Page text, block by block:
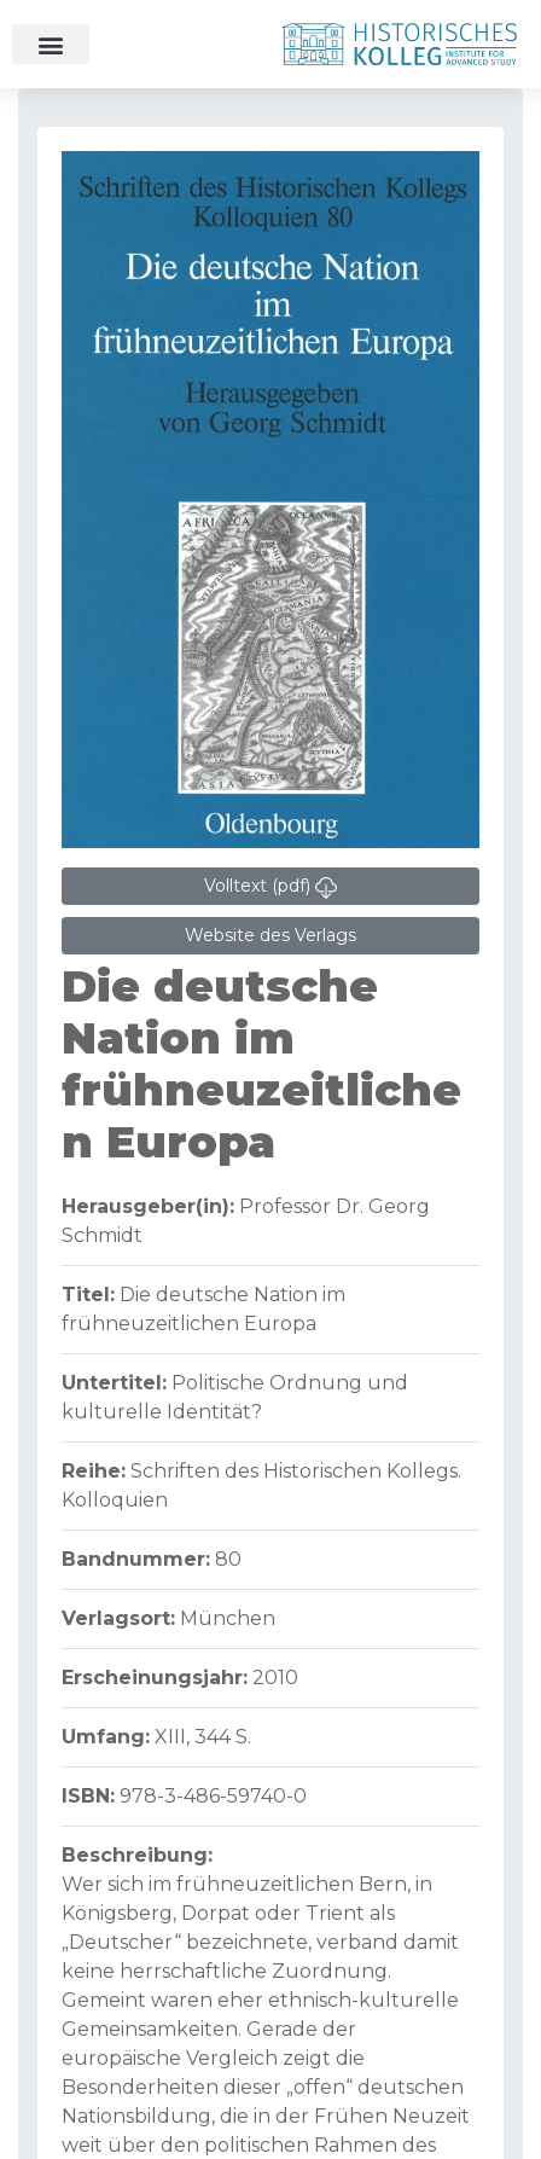
Volltext (pdf)
Website des Verlags
Die deutsche
Nation im
frühneuzeitliche
n Europa
Herausgeber(in): Professor Dr. Georg
Schmidt
Titel: Die deutsche Nation im
frühneuzeitlichen Europa
Untertitel: Politische Ordnung und
kulturelle Identität?
Reihe: Schriften des Historischen Kollegs.
Kolloquien
Bandnummer: 80
Verlagsort: München
Erscheinungsjahr: 2010
Umfang: XIII, 344 S.
ISBN: 978-3-486-59740-0
Beschreibung:
Wer sich im frühneuzeitlichen Bern, in
Königsberg, Dorpat oder Trient als
„Deutscher“ bezeichnete, verband damit
keine herrschaftliche Zuordnung.
Gemeint waren eher ethnisch-kulturelle
Gemeinsamkeiten. Gerade der
europäische Vergleich zeigt die
Besonderheiten dieser „offen“ deutschen
Nationsbildung, die in der Frühen Neuzeit
weit über den politischen Rahmen des